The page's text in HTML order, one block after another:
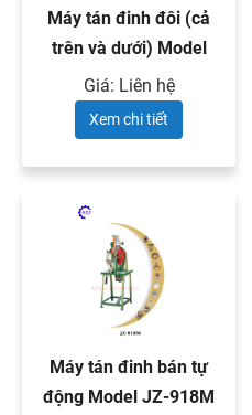
Máy tán đinh đôi (cả
trên và dưới) Model
JZ-989M2
Giá: Liên hệ
Xem chi tiết
Máy tán đinh bán tự
động Model JZ-918M